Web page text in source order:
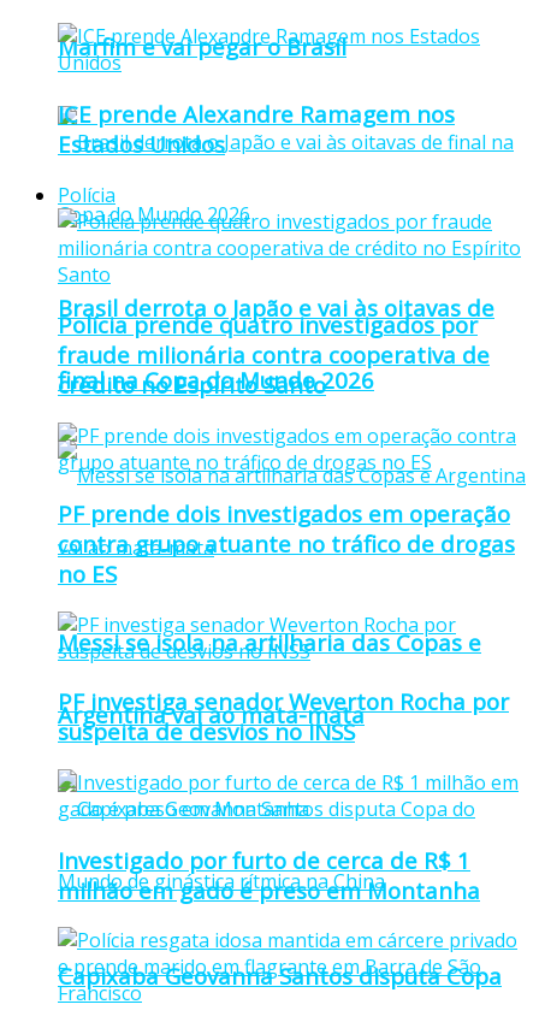
Marfim e vai pegar o Brasil
Brasil derrota o Japão e vai às oitavas de
final na Copa do Mundo 2026
Messi se isola na artilharia das Copas e
Argentina vai ao mata-mata
Capixaba Geovanna Santos disputa Copa
ICE prende Alexandre Ramagem nos
Estados Unidos
Polícia
Polícia prende quatro investigados por
fraude milionária contra cooperativa de
crédito no Espírito Santo
PF prende dois investigados em operação
contra grupo atuante no tráfico de drogas
no ES
PF investiga senador Weverton Rocha por
suspeita de desvios no INSS
Investigado por furto de cerca de R$ 1
milhão em gado é preso em Montanha